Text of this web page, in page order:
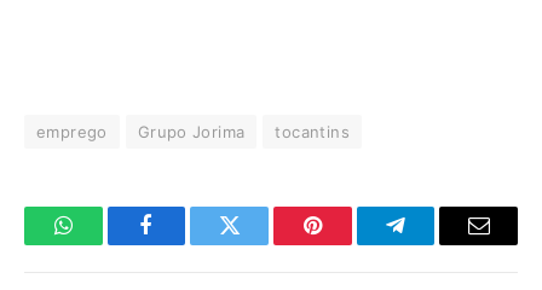
emprego Grupo Jorima tocantins
WhatsAppFacebookTwitter Pinterest TelegramaE-